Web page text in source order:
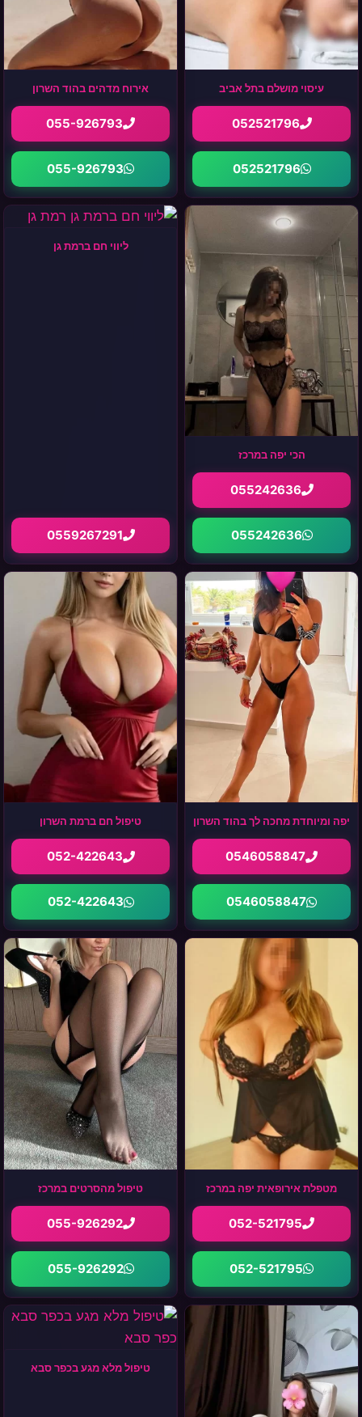
עיסוי מושלם בתל אביב
052521796
052521796
אירוח מדהים בהוד השרון
055-926793
055-926793
הכי יפה במרכז
055242636
055242636
ליווי חם ברמת גן
0559267291
יפה ומיוחדת מחכה לך בהוד השרון
0546058847
0546058847
טיפול חם ברמת השרון
052-422643
052-422643
מטפלת אירופאית יפה במרכז
052-521795
052-521795
טיפול מהסרטים במרכז
055-926292
055-926292
טיפול מלא מגע בכפר סבא